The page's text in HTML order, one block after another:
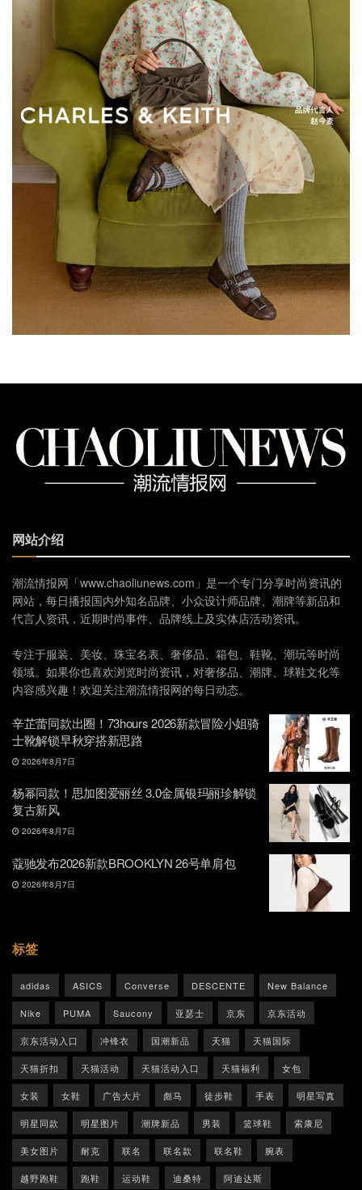
网站介绍
潮流情报网「www.chaoliunews.com」是一个专门分享时尚资讯的
网站，每日播报国内外知名品牌、小众设计师品牌、潮牌等新品和
代言人资讯，近期时尚事件、品牌线上及实体店活动资讯。
专注于服装、美妆、珠宝名表、奢侈品、箱包、鞋靴、潮玩等时尚
领域。如果你也喜欢浏览时尚资讯，对奢侈品、潮牌、球鞋文化等
内容感兴趣！欢迎关注潮流情报网的每日动态。
辛芷蕾同款出圈！73hours 2026新款冒险小姐骑
士靴解锁早秋穿搭新思路
2026年8月7日
杨幂同款！思加图爱丽丝 3.0金属银玛丽珍解锁
复古新风
2026年8月7日
蔻驰发布2026新款BROOKLYN 26号单肩包
2026年8月7日
标签
adidas ASICS Converse DESCENTE New Balance
Nike PUMA Saucony 亚瑟士 京东 京东活动
京东活动入口 冲锋衣 国潮新品 天猫 天猫国际
天猫折扣 天猫活动 天猫活动入口 天猫福利 女包
女装 女鞋 广告大片 彪马 徒步鞋 手表 明星写真
明星同款 明星图片 潮牌新品 男装 篮球鞋 索康尼
美女图片 耐克 联名 联名款 联名鞋 腕表
越野跑鞋 跑鞋 运动鞋 迪桑特 阿迪达斯